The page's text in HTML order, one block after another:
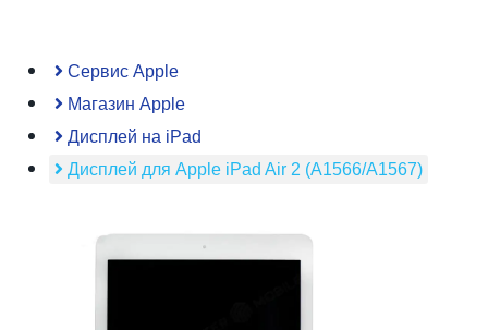
Сервис Apple
Магазин Apple
Дисплей на iPad
Дисплей для Apple iPad Air 2 (A1566/A1567)